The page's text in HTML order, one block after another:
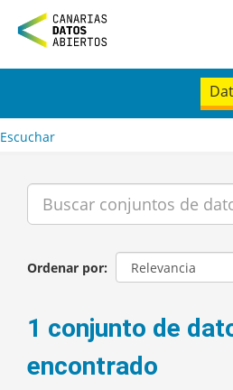
n
tEscuchar
Ordenar por
1 conjunto de
encontrado